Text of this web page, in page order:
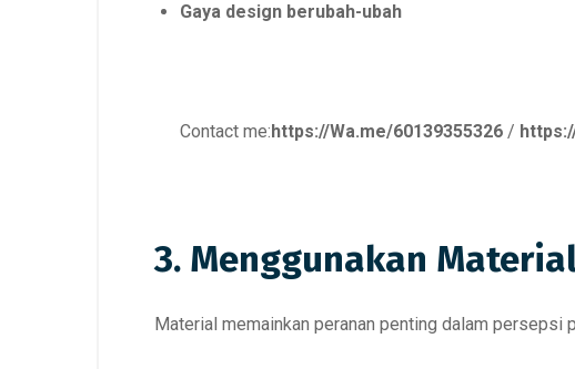
Gaya design berubah-ubah
Contact me: https://Wa.me/60139355326 /
3. Menggunakan
Material memainkan peranan penting dalam persepsi